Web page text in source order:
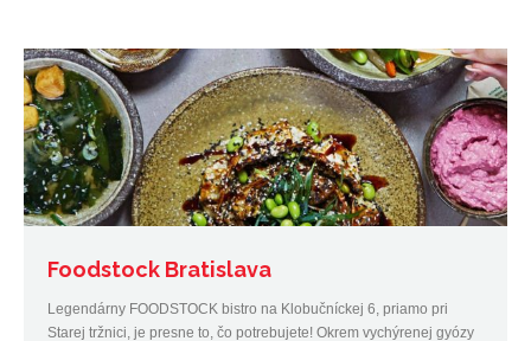
Foodstock Bratislava
Legendárny FOODSTOCK bistro na Klobučníckej 6, priamo pri
Starej tržnici, je presne to, čo potrebujete! Okrem vychýrenej gyózy